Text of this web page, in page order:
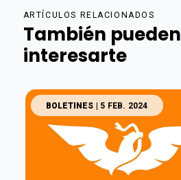
ARTÍCULOS RELACIONADOS
También pueden
interesarte
BOLETINES | 5 FEB. 2024